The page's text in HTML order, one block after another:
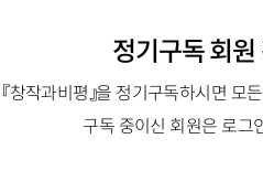
정기구독 회
『창작과비평』을 정기구독하시면 모
구독 중이신 회원은 로그